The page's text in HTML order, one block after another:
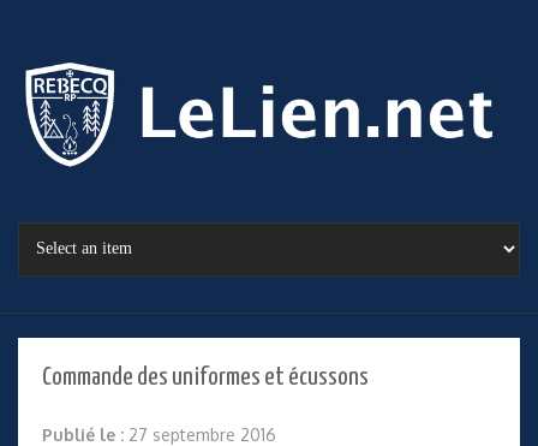
Commande des uniformes et écussons
Publié le : 27 septembre 2016